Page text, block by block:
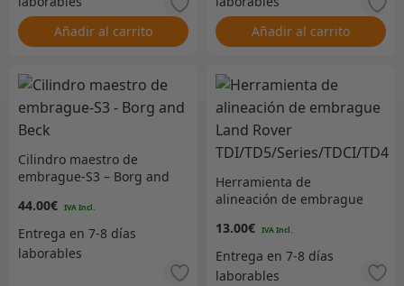
Añadir al carrito Añadir al carrito
Cilindro maestro de
embrague-S3 – Borg and
44.00€
Herramienta de
alineación de embrague
TDI/TD5/Series/TDCI/TD4
13.00€